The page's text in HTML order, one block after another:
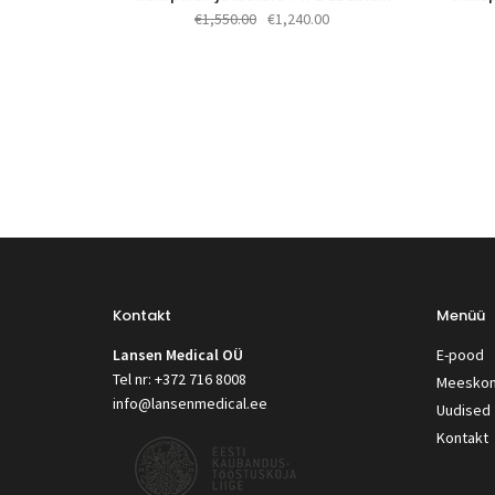
€1,550.00 Algne
€1,240.00Praegune
Kontakt
Lansen Medical OÜ
Tel nr: +372 716 8008
info@lansenmedical.ee
Menüü
E-pood
Uudised
Kontakt